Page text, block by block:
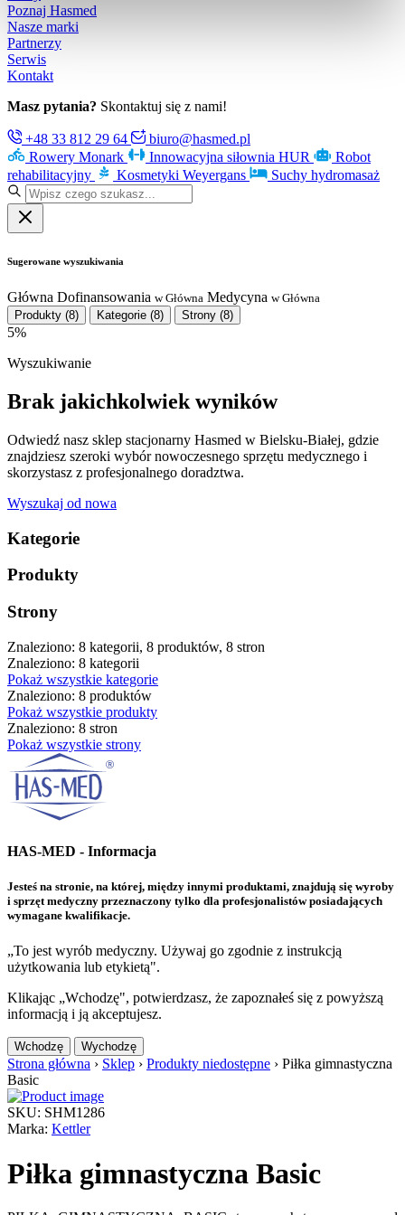
Poznaj Hasmed
Nasze marki
Partnerzy
Serwis
Kontakt
Masz pytania? Skontaktuj się z nami!
+48 33 812 29 64
biuro@hasmed.pl
Rowery Monark
Innowacyjna siłownia HUR
Robot
rehabilitacyjny
Kosmetyki Weyergans Suchy hydromasaż
Sugerowane wyszukiwania
Główna Dofinansowania w Główna Medycyna w Główna
Produkty (8) Kategorie (8) Strony (8)
5%
Wyszukiwanie
Brak jakichkolwiek wyników
Odwiedź nasz sklep stacjonarny Hasmed w Bielsku-Białej, gdzie
znajdziesz szeroki wybór nowoczesnego sprzętu medycznego i
skorzystasz z profesjonalnego doradztwa.
Wyszukaj od nowa
Kategorie
Produkty
Strony
Znaleziono: 8 kategorii, 8 produktów, 8 stron
Znaleziono: 8 kategorii
Pokaż wszystkie kategorie
Znaleziono: 8 produktów
Pokaż wszystkie produkty
Znaleziono: 8 stron
Pokaż wszystkie strony
HAS-MED - Informacja
Jesteś na stronie, na której, między innymi produktami, znajdują się wyroby
i sprzęt medyczny przeznaczony tylko dla profesjonalistów posiadających
wymagane kwalifikacje.
„To jest wyrób medyczny. Używaj go zgodnie z instrukcją
użytkowania lub etykietą".
Klikając „Wchodzę", potwierdzasz, że zapoznałeś się z powyższą
informacją i ją akceptujesz.
Wchodzę Wychodzę
Strona główna › Sklep › Produkty niedostępne › Piłka gimnastyczna
Basic
SKU: SHM1286
Marka: Kettler
Piłka gimnastyczna Basic